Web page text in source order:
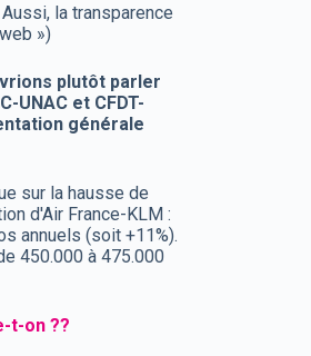
la transparence
»)
plutôt parler
UNAC et CFDT-
générale
sur la hausse de
d'Air France-KLM :
annuels (soit +11%).
450.000 à 475.000
t-on ??